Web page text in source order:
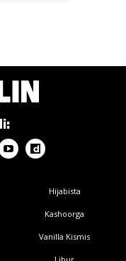
yang dapat
Hijabista
Kashoorga
Vanilla Kismis